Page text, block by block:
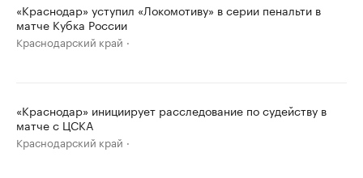
«Краснодар» уступил «Локомотиву» в серии пенальти в
матче Кубка России
Краснодарский край
«Краснодар» инициирует расследование по судейству в
матче с ЦСКА
Краснодарский край